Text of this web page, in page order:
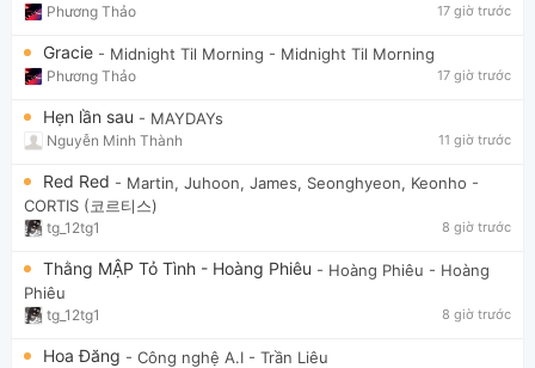
Phương Thảo 17 giờ trước
Gracie - Midnight Til Morning - Midnight Til Morning
Phương Thảo 17 giờ trước
Hẹn lần sau - MAYDAYs
Nguyễn Minh Thành 11 giờ trước
Red Red - Martin, Juhoon, James, Seonghyeon, Keonho -
CORTIS (코르티스)
tg_12tg1 8 giờ trước
Thằng MẬP Tỏ Tình - Hoàng Phiêu - Hoàng Phiêu - Hoàng
Phiêu
tg_12tg1 8 giờ trước
Hoa Đăng - Công nghệ A.I - Trần Liêu